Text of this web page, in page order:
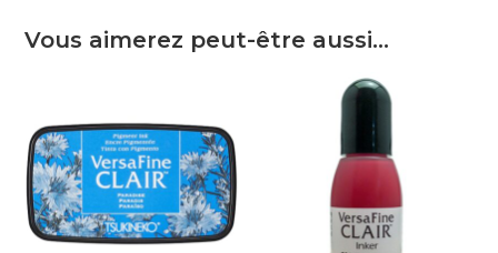
Vous aimerez peut-être aussi…